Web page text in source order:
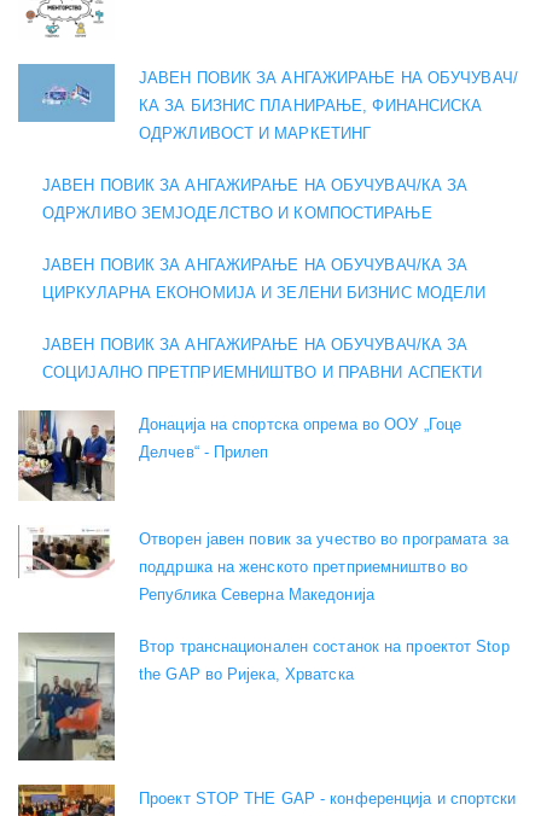
ЈАВЕН ПОВИК ЗА АНГАЖИРАЊЕ НА ОБУЧУВАЧ/
КА ЗА БИЗНИС ПЛАНИРАЊЕ, ФИНАНСИСКА
ОДРЖЛИВОСТ И МАРКЕТИНГ
ЈАВЕН ПОВИК ЗА АНГАЖИРАЊЕ НА ОБУЧУВАЧ/КА ЗА
ОДРЖЛИВО ЗЕМЈОДЕЛСТВО И КОМПОСТИРАЊЕ
ЈАВЕН ПОВИК ЗА АНГАЖИРАЊЕ НА ОБУЧУВАЧ/КА ЗА
ЦИРКУЛАРНА ЕКОНОМИЈА И ЗЕЛЕНИ БИЗНИС МОДЕЛИ
ЈАВЕН ПОВИК ЗА АНГАЖИРАЊЕ НА ОБУЧУВАЧ/КА ЗА
СОЦИЈАЛНО ПРЕТПРИЕМНИШТВО И ПРАВНИ АСПЕКТИ
Донација на спортска опрема во ООУ „Гоце
Делчев“ - Прилеп
Отворен јавен повик за учество во програмата за
поддршка на женското претприемништво во
Република Северна Македонија
Втор транснационален состанок на проектот Stop
the GAP во Ријека, Хрватска
Проект STOP THE GAP - конференција и спортски